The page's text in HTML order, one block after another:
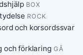
BOX
ROCK
och korsordssvar
och förklaring GÅ